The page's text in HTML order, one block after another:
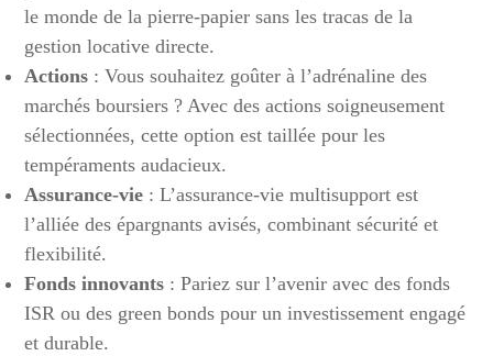
le monde de la pierre-papier sans les tracas de la
gestion locative directe.
Actions : Vous souhaitez goûter à l’adrénaline des
marchés boursiers ? Avec des actions soigneusement
sélectionnées, cette option est taillée pour les
tempéraments audacieux.
Assurance-vie : L’assurance-vie multisupport est
l’alliée des épargnants avisés, combinant sécurité et
flexibilité.
Fonds innovants : Pariez sur l’avenir avec des fonds
ISR ou des green bonds pour un investissement engagé
et durable.